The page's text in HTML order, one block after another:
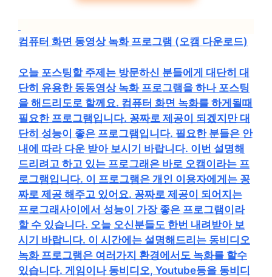
컴퓨터 화면 동영상 녹화 프로그램 (오캠 다운로드)
오늘 포스팅할 주제는 방문하신 분들에게 대단히 대
단히 유용한 동동영상 녹화 프로그램을 하나 포스팅
을 해드리도로 할께요. 컴퓨터 화면 녹화를 하게될때
필요한 프로그램입니다. 꽁짜로 제공이 되겠지만 대
단히 성능이 좋은 프로그램입니다. 필요한 분들은 안
내에 따라 다운 받아 보시기 바랍니다. 이번 설명해
드리려고 하고 있는 프로그래은 바로 오캠이라는 프
로그램입니다. 이 프로그램은 개인 이용자에게는 꽁
짜로 제공 해주고 있어요. 꽁짜로 제공이 되어지는
프로그래사이에서 성능이 가장 좋은 프로그램이라
할 수 있습니다. 오늘 오신분들도 한번 내려받아 보
시기 바랍니다. 이 시간에는 설명해드리는 동비디오
녹화 프로그램은 여러가지 환경에서도 녹화를 할수
있습니다. 게임이나 동비디오, Youtube등을 동비디